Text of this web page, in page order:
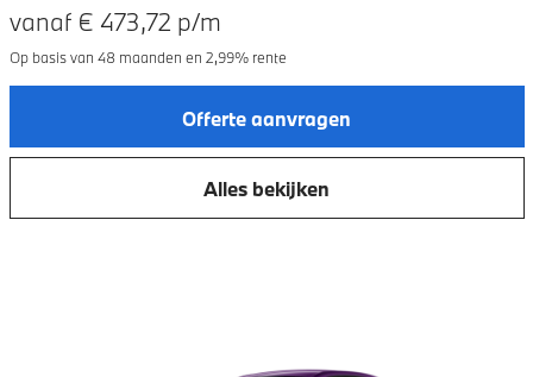
vanaf € 473,72 p/m
Op basis van 48maanden en 2,99% rente
Offerte aanvragen
Alles bekijken